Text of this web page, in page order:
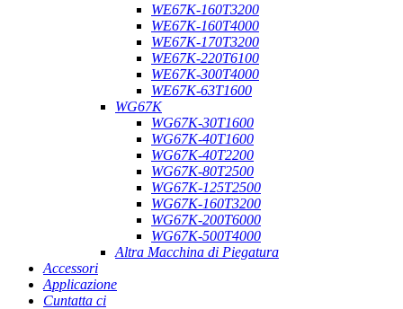
WE67K-160T3200
WE67K-160T4000
WE67K-170T3200
WE67K-220T6100
WE67K-300T4000
WE67K-63T1600
WG67K
WG67K-30T1600
WG67K-40T1600
WG67K-40T2200
WG67K-80T2500
WG67K-125T2500
WG67K-160T3200
WG67K-200T6000
WG67K-500T4000
Altra Macchina di Piegatura
Accessori
Applicazione
Cuntatta ci